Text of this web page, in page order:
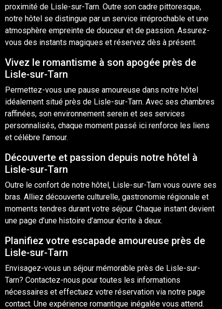
proximité de Lisle-sur-Tarn. Outre son cadre pittoresque,
notre hôtel se distingue par un service irréprochable et une
atmosphère empreinte de douceur et de passion. Assurez-
vous des instants magiques et réservez dès à présent.
Vivez le romantisme à son apogée près de
Lisle-sur-Tarn
Permettez-vous une pause amoureuse dans notre hôtel
idéalement situé près de Lisle-sur-Tarn. Avec ses chambres
raffinées, son environnement serein et ses services
personnalisés, chaque moment passé ici renforce les liens
et célébre l’amour.
Découverte et passion depuis notre hôtel à
Lisle-sur-Tarn
Outre le confort de notre hôtel, Lisle-sur-Tarn vous ouvre ses
bras. Alliez découverte culturelle, gastronomie régionale et
moments tendres durant votre séjour. Chaque instant devient
une page d’une histoire d’amour écrite à deux.
Planifiez votre escapade amoureuse près de
Lisle-sur-Tarn
Envisagez-vous un séjour mémorable près de Lisle-sur-
Tarn? Contactez-nous pour toutes les informations
nécessaires et effectuez votre réservation via notre page
contact. Une expérience romantique inégalée vous attend.